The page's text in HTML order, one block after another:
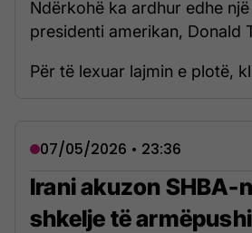
Ndërkohë ka ardhur edhe
presidenti amerikan, Donald
Për të lexuar lajmin e plotë,
07/05/2026 • 23:36
Irani akuzon SHBA-
shkelje të